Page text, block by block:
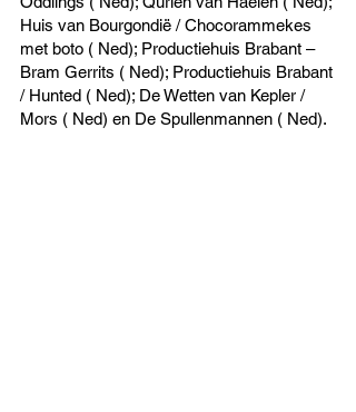
Huis van Bourgondië / Chocorammekes
met boto ( Ned); Productiehuis Brabant –
Bram Gerrits ( Ned); Productiehuis Brabant
/ Hunted ( Ned); De Wetten van Kepler /
Mors ( Ned) en De Spullenmannen ( Ned).